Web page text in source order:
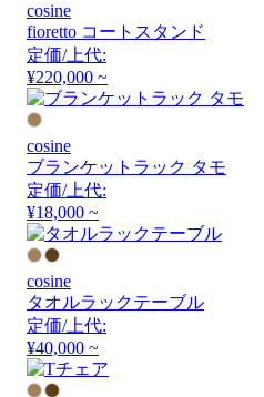
cosine
fioretto コートスタンド
定価/上代:
¥220,000 ~
cosine
ブランケットラック タモ
定価/上代:
¥18,000 ~
cosine
タオルラックテーブル
定価/上代:
¥40,000 ~